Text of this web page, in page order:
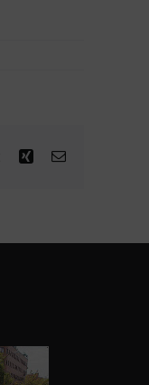
Vk Xing Correo